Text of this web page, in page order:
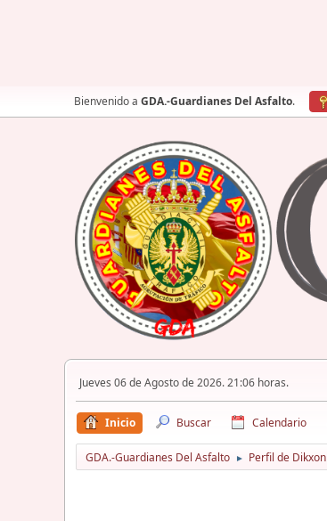
Bienvenido a GDA.-Guardianes Del Asfalto.
Jueves 06 de Agosto de 2026. 21:06 horas.
Inicio Buscar Calendario
GDA.-Guardianes Del Asfalto ► Perfil de Dikxon